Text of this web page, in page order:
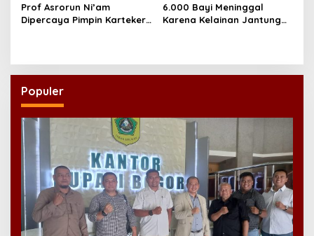
Prof Asrorun Ni’am
Dipercaya Pimpin Karteker
6.000 Bayi Meninggal
Karena Kelainan Jantung
Populer